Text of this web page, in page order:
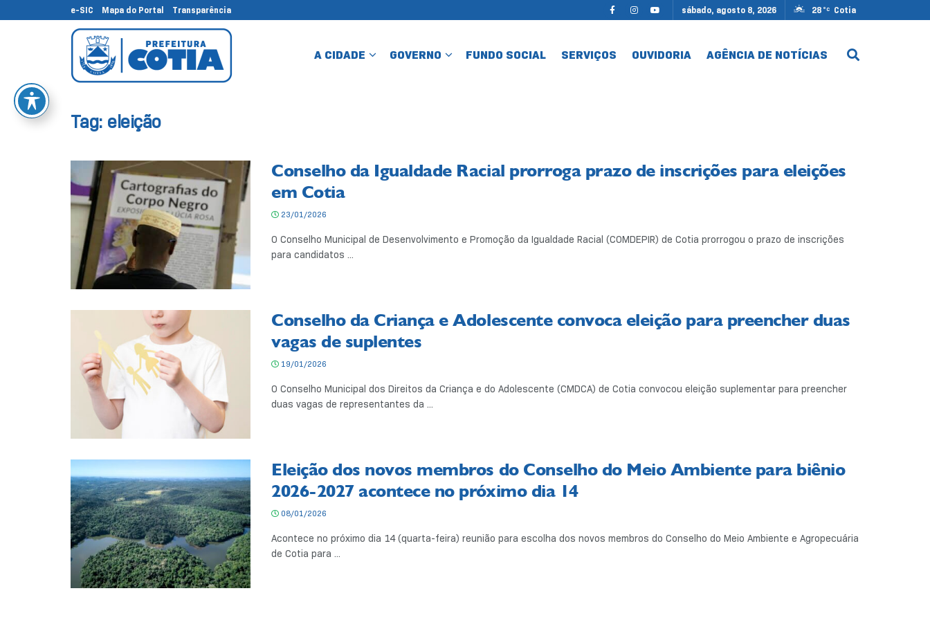
e-SIC Mapa do Portal Transparência sábado, agosto 8, 2026 28 °C Cotia
A CIDADE GOVERNO FUNDO SOCIAL SERVIÇOS OUVIDORIA AGÊNCIA DE NOTÍCIAS
Tag: eleição
Conselho da Igualdade Racial prorroga prazo de inscrições para eleições
em Cotia
23/01/2026
O Conselho Municipal de Desenvolvimento e Promoção da Igualdade Racial (COMDEPIR) de Cotia prorrogou o prazo de inscrições
para candidatos ...
Conselho da Criança e Adolescente convoca eleição para preencher duas
vagas de suplentes
19/01/2026
O Conselho Municipal dos Direitos da Criança e do Adolescente (CMDCA) de Cotia convocou eleição suplementar para preencher
duas vagas de representantes da ...
Eleição dos novos membros do Conselho do Meio Ambiente para biênio
2026-2027 acontece no próximo dia 14
08/01/2026
Acontece no próximo dia 14 (quarta-feira) reunião para escolha dos novos membros do Conselho do Meio Ambiente e Agropecuária
de Cotia para ...